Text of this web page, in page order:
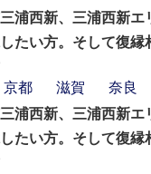
浦西新、三浦西新エ
したい方。そして復
京都 滋賀 奈良
浦西新、三浦西新エ
したい方。そして復